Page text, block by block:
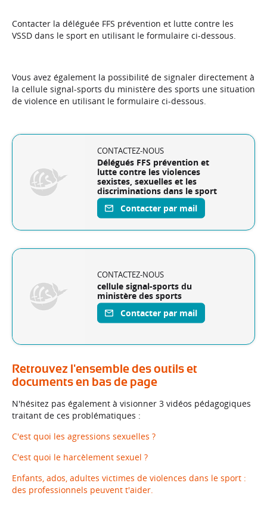
Contacter la déléguée FFS prévention et lutte contre les
VSSD dans le sport en utilisant le formulaire ci-dessous.
Vous avez également la possibilité de signaler directement à
la cellule signal-sports du ministère des sports une situation
de violence en utilisant le formulaire ci-dessous.
CONTACTEZ-NOUS
Délégués FFS prévention et
lutte contre les violences
sexistes, sexuelles et les
discriminations dans le sport
Contacter par mail
CONTACTEZ-NOUS
cellule signal-sports du
ministère des sports
Contacter par mail
Retrouvez l'ensemble des outils et
documents en bas de page
N'hésitez pas également à visionner 3 vidéos pédagogiques
traitant de ces problématiques :
C'est quoi les agressions sexuelles ?
C'est quoi le harcèlement sexuel ?
Enfants, ados, adultes victimes de violences dans le sport :
des professionnels peuvent t'aider.